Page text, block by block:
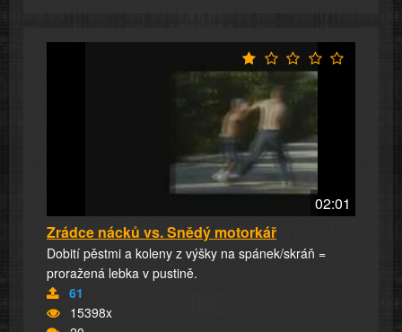
02:01
Zrádce nácků vs. Snědý motorkář
Dobití pěstmi a koleny z výšky na spánek/skráň =
proražená lebka v pustině.
61
15398x